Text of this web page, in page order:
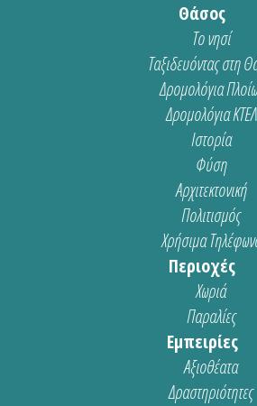
Θάσος
Το νησί
Ταξιδευόντας στη
Δρομολόγια
Δρομολόγια ΚΤΕΛ
Ιστορία
Φύση
Αρχιτεκτονική
Πολιτισμός
Χρήσιμα
Περιοχές
Χωριά
Παραλίες
Εμπειρίες
Αξιοθέατα
Δραστηριότητες